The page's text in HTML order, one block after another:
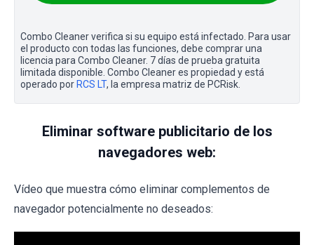
Combo Cleaner verifica si su equipo está infectado. Para usar
el producto con todas las funciones, debe comprar una
licencia para Combo Cleaner. 7 días de prueba gratuita
limitada disponible. Combo Cleaner es propiedad y está
operado por RCS LT, la empresa matriz de PCRisk.
Eliminar software publicitario de los
navegadores web:
Vídeo que muestra cómo eliminar complementos de
navegador potencialmente no deseados: